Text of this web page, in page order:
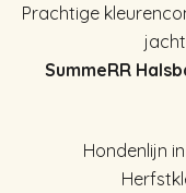
Prachtige
SummeRR
Hondenlijn